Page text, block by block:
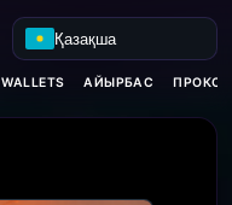
Қазақша
WALLETS АЙЫРБАС